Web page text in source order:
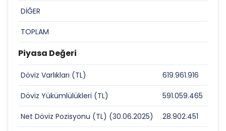
DİĞER
TOPLAM
Piyasa Değeri
Döviz Varlıkları (TL) 619.961.916
Döviz Yükümlülükleri (TL) 591.059.465
Net Döviz Pozisyonu (TL) (30.06.2025) 28.902.451